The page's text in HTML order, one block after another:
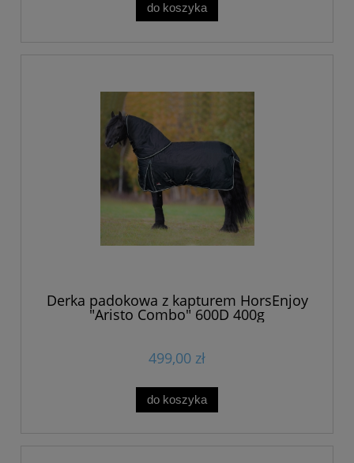
do koszyka
Derka padokowa z kapturem HorsEnjoy
"Aristo Combo" 600D 400g
499,00 zł
do koszyka